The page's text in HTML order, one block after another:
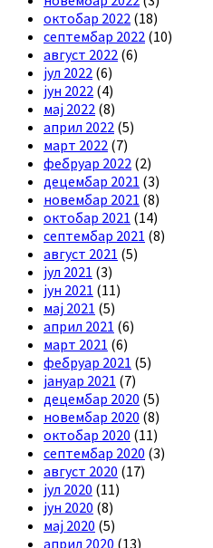
октобар 2022 (18)
септембар 2022 (10)
август 2022 (6)
јул 2022 (6)
јун 2022 (4)
мај 2022 (8)
април 2022 (5)
март 2022 (7)
фебруар 2022 (2)
децембар 2021 (3)
новембар 2021 (8)
октобар 2021 (14)
септембар 2021 (8)
август 2021 (5)
јул 2021 (3)
јун 2021 (11)
мај 2021 (5)
април 2021 (6)
март 2021 (6)
фебруар 2021 (5)
јануар 2021 (7)
децембар 2020 (5)
новембар 2020 (8)
октобар 2020 (11)
септембар 2020 (3)
август 2020 (17)
јул 2020 (11)
јун 2020 (8)
мај 2020 (5)
април 2020 (13)